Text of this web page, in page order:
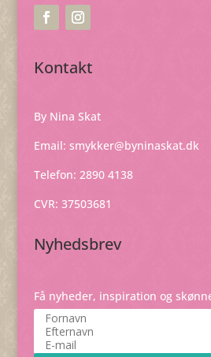
Kontakt
By Nina Skat
Email: smykker@byninaskat.dk
Telefon: 2890 4138
CVR: 37503681
Nyhedsbrev
Få nyheder, inspiration og